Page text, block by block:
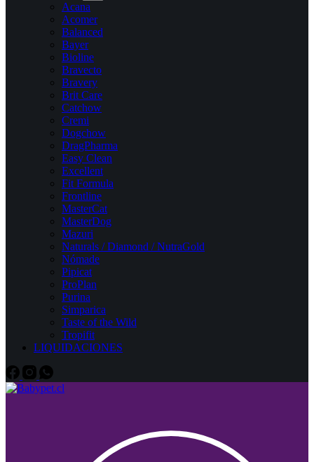
Acana
Acomer
Balanced
Bayer
Bioline
Bravecto
Bravery
Brit Care
Catchow
Cremi
Dogchow
DragPharma
Easy Clean
Excellent
Fit Formula
Frontline
MasterCat
MasterDog
Mazuri
Naturals / Diamond / NutraGold
Nómade
Pipicat
ProPlan
Purina
Simparica
Taste of the Wild
Tropifit
LIQUIDACIONES